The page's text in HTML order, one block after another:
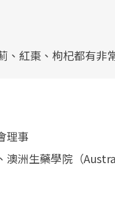
紅棗、枸杞都有非
理事
澳洲生藥學院（